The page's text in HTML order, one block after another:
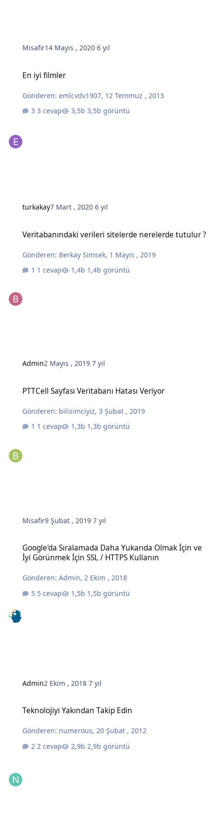
Misafir14 Mayıs , 20206 yıl
En iyi filmler
Gönderen:emlcvdv1907, 12 Temmuz , 2013
3 cevap
3,5b görüntü
turkakay7 Mart , 20206 yıl
Veritabanındaki verileri sitelerde nerelerde tutulur ?
Gönderen: Berkay Simsek, 1 Mayıs , 2019
1 cevap
1,4b görüntü
Admin2 Mayıs , 20197 yıl
PTTCell Sayfası Veritabanı Hatası Veriyor
Gönderen: bilisimciyiz,3 Şubat , 2019
1 cevap
1,3b görüntü
Misafir9 Şubat , 20197 yıl
Google'da Sıralamada Daha Yukarıda Olmak İçin ve
İyi Görünmek İçin SSL / HTTPS Kullanın
Gönderen:Admin,2 Ekim , 2018
5 cevap
1,5b görüntü
Admin2 Ekim , 20187 yıl
Teknolojiyi Yakından Takip Edin
Gönderen: numerous,20 Şubat , 2012
2 cevap
2,9b görüntü